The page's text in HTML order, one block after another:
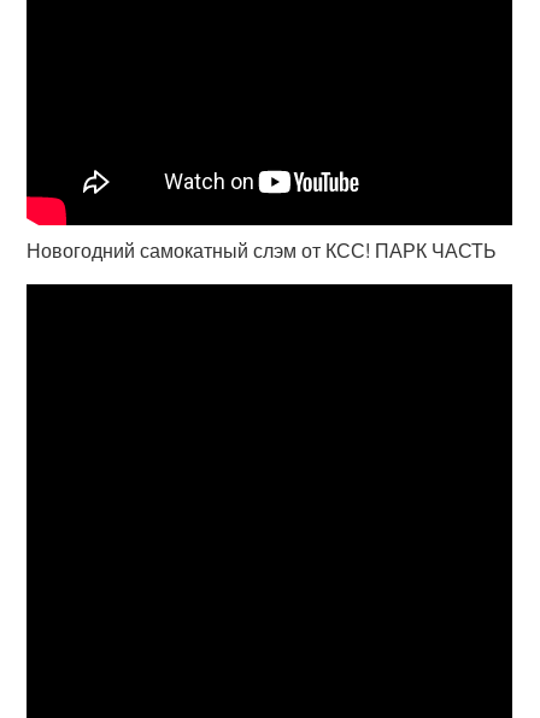
Новогодний самокатный слэм от КСС! ПАРК ЧАСТЬ